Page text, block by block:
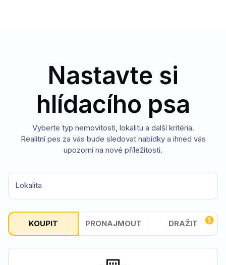
Nastavte si
hlídacího psa
Vyberte typ nemovitosti, lokalitu a další kritéria.
Realitní pes za vás bude sledovat nabídky a ihned vás
upozorní na nové příležitosti.
Lokalita
KOUPIT PRONAJMOUT DRAŽIT